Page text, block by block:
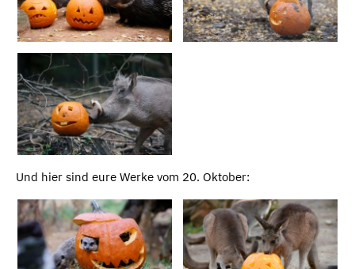
Und hier sind eure Werke vom 20. Oktober: